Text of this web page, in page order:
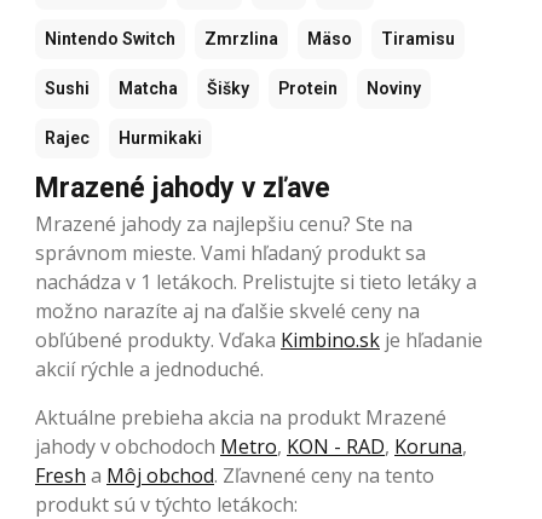
Nintendo Switch Zmrzlina Mäso Tiramisu
Sushi Matcha Šišky Protein Noviny
Rajec Hurmikaki
Mrazené jahody v zľave
Mrazené jahody za najlepšiu cenu? Ste na
správnom mieste. Vami hľadaný produkt sa
nachádza v 1 letákoch. Prelistujte si tieto letáky a
možno narazíte aj na ďalšie skvelé ceny na
obľúbené produkty. Vďaka Kimbino.sk je hľadanie
akcií rýchle a jednoduché.
Aktuálne prebieha akcia na produkt Mrazené
jahody v obchodoch Metro, KON - RAD, Koruna,
Fresh a Môj obchod. Zľavnené ceny na tento
produkt sú v týchto letákoch: